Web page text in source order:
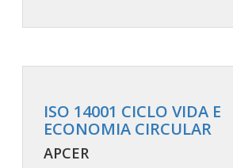
ISO 14001 CICLO VIDA E
ECONOMIA CIRCULAR
APCER